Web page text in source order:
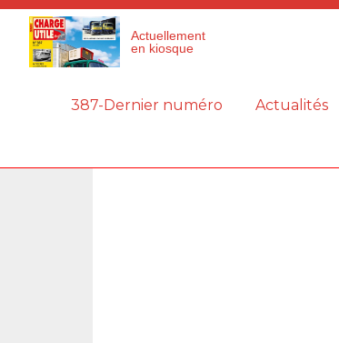
Actuellement
en kiosque
387-Dernier numéro Actualités
Panneau de gestion des cookies